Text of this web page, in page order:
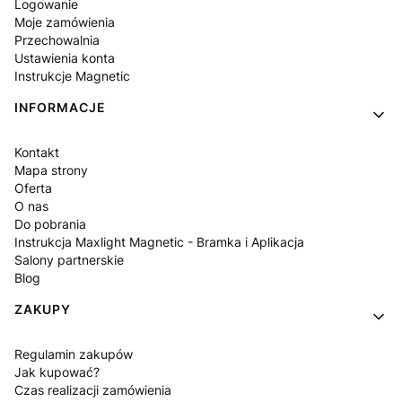
Logowanie
Moje zamówienia
Przechowalnia
Ustawienia konta
Instrukcje Magnetic
INFORMACJE
Kontakt
Mapa strony
Oferta
O nas
Do pobrania
Instrukcja Maxlight Magnetic - Bramka i Aplikacja
Salony partnerskie
Blog
ZAKUPY
Regulamin zakupów
Jak kupować?
Czas realizacji zamówienia